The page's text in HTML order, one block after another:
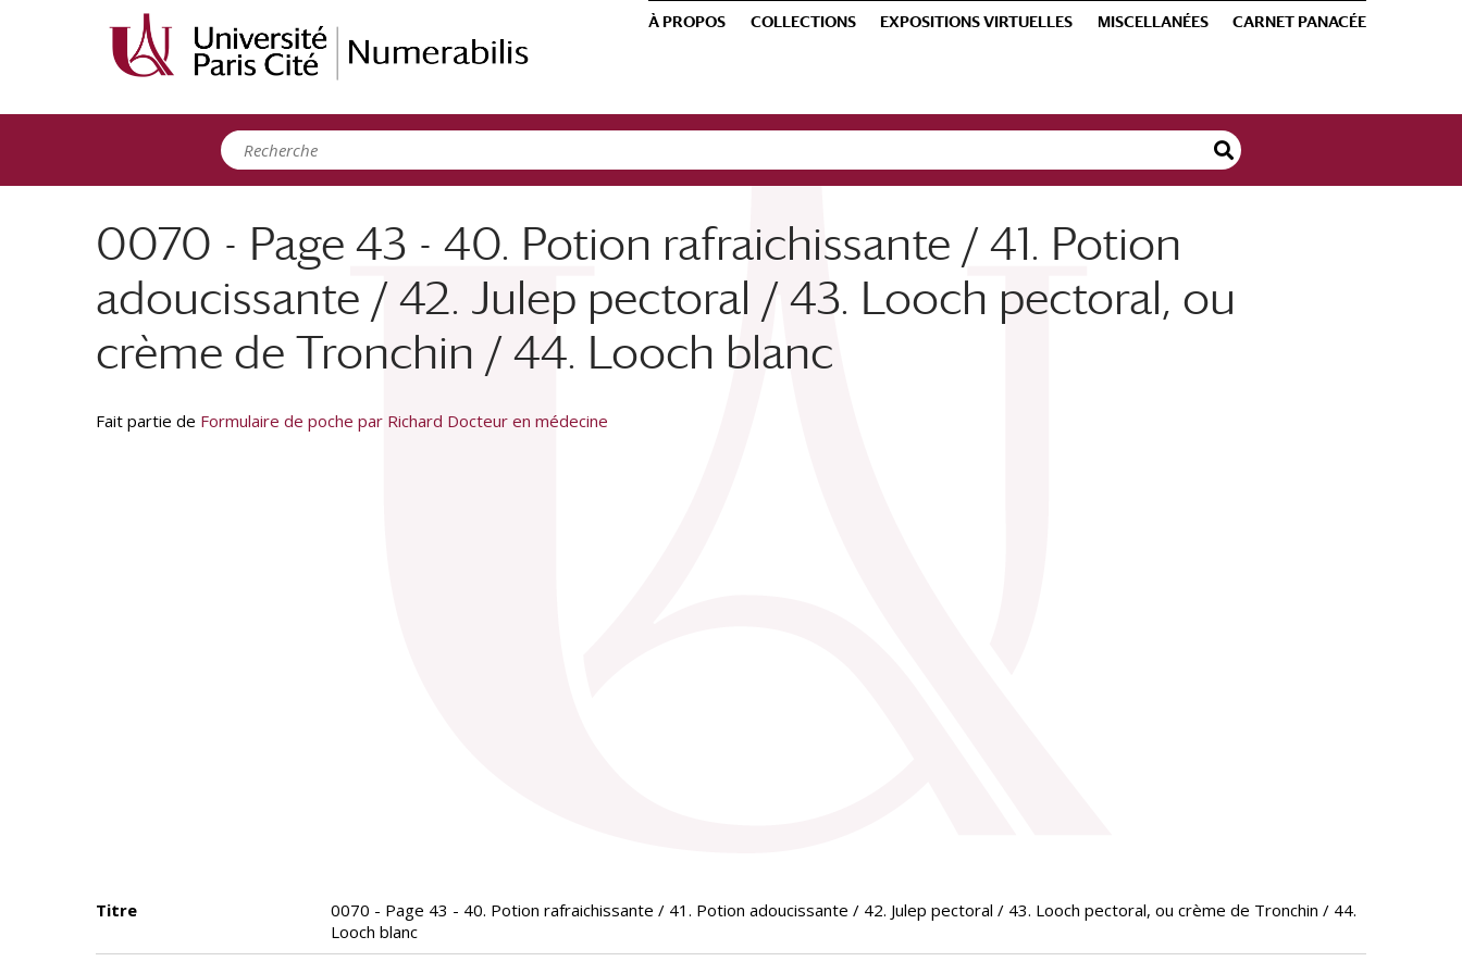
À PROPOS COLLECTIONS EXPOSITIONS VIRTUELLES MISCELLANÉES CARNET PANACÉE
0070 - Page 43 - 40. Potion rafraichissante / 41. Potion
adoucissante / 42. Julep pectoral / 43. Looch pectoral, ou
crème de Tronchin / 44. Looch blanc
Fait partie de Formulaire de poche par Richard Docteur en médecine
Titre
0070 - Page 43 - 40. Potion rafraichissante / 41. Potion adoucissante / 42. Julep pectoral / 43. Looch pectoral, ou crème de Tronchin / 44.
Looch blanc
Panneau de gestion des cookies